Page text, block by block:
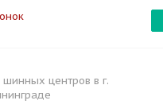
шинных центров в г.